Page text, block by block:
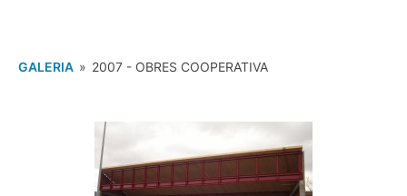
GALERIA » 2007 - OBRES COOPERATIVA